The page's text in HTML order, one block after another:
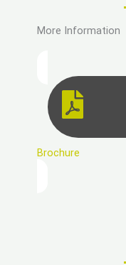
More Information
Brochure